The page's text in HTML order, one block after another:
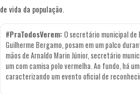
de vida da população.
#PraTodosVerem: O secretário municipal
Guilherme Bergamo, posam em um palco
mãos de Arnaldo Marin Júnior, secretário
um com camisa polo vermelha. Ao fundo, há
caracterizando um evento oficial de